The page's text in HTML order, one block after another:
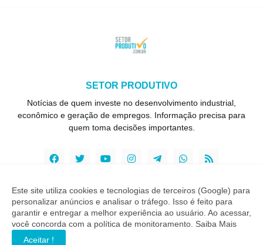
SETOR PRODUTIVO
Notícias de quem investe no desenvolvimento industrial,
econômico e geração de empregos. Informação precisa para
quem toma decisões importantes.
Copyright ©2026Setor Produtivo
INÍCIO SOBRE CONTATO LGPD
EXPEDIENTE
Este site utiliza cookies e tecnologias de terceiros (Google) para
personalizar anúncios e analisar o tráfego. Isso é feito para
garantir e entregar a melhor experiência ao usuário. Ao acessar,
você concorda com a política de monitoramento. Saiba Mais
Aceitar !